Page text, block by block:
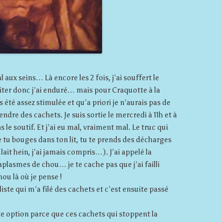
aux seins… Là encore les 2 fois, j’ai souffert le
donc j’ai enduré… mais pour Craquotte à la
assez stimulée et qu’a priori je n’aurais pas de
des cachets. Je suis sortie le mercredi à 11h et à
le soutif. Et j’ai eu mal, vraiment mal. Le truc qui
bouges dans ton lit, tu te prends des décharges
hein, j’ai jamais compris…). J’ai appelé la
de chou… je te cache pas que j’ai failli
là où je pense !
qui m’a filé des cachets et c’est ensuite passé
option parce que ces cachets qui stoppent la